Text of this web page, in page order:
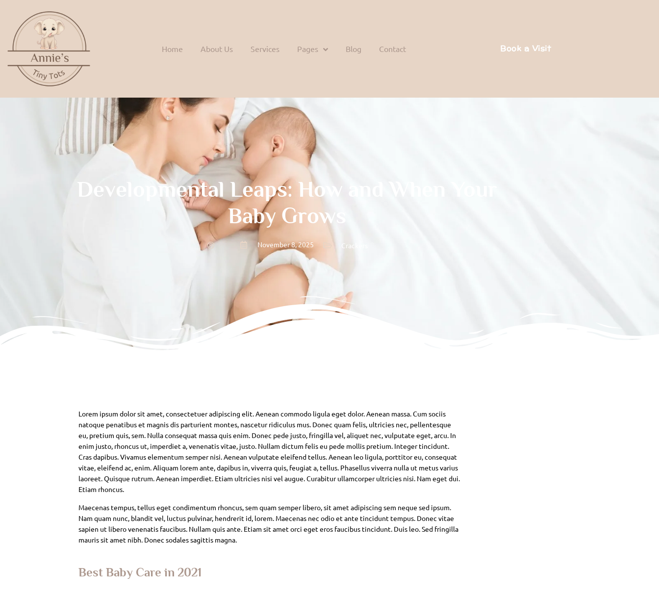
Home About Us Services Pages Blog Contact Book a Visit
Developmental Leaps: How and When Your
Baby Grows
November 8, 2025 Crackers
Lorem ipsum dolor sit amet, consectetuer adipiscing elit. Aenean commodo ligula eget dolor. Aenean massa. Cum sociis
natoque penatibus et magnis dis parturient montes, nascetur ridiculus mus. Donec quam felis, ultricies nec, pellentesque
eu, pretium quis, sem. Nulla consequat massa quis enim. Donec pede justo, fringilla vel, aliquet nec, vulputate eget, arcu. In
enim justo, rhoncus ut, imperdiet a, venenatis vitae, justo. Nullam dictum felis eu pede mollis pretium. Integer tincidunt.
Cras dapibus. Vivamus elementum semper nisi. Aenean vulputate eleifend tellus. Aenean leo ligula, porttitor eu, consequat
vitae, eleifend ac, enim. Aliquam lorem ante, dapibus in, viverra quis, feugiat a, tellus. Phasellus viverra nulla ut metus varius
laoreet. Quisque rutrum. Aenean imperdiet. Etiam ultricies nisi vel augue. Curabitur ullamcorper ultricies nisi. Nam eget dui.
Etiam rhoncus.
Maecenas tempus, tellus eget condimentum rhoncus, sem quam semper libero, sit amet adipiscing sem neque sed ipsum.
Nam quam nunc, blandit vel, luctus pulvinar, hendrerit id, lorem. Maecenas nec odio et ante tincidunt tempus. Donec vitae
sapien ut libero venenatis faucibus. Nullam quis ante. Etiam sit amet orci eget eros faucibus tincidunt. Duis leo. Sed fringilla
mauris sit amet nibh. Donec sodales sagittis magna.
Best Baby Care in 2021